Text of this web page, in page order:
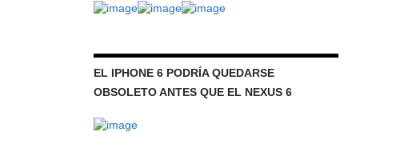
EL IPHONE 6 PODRÍA QUEDARSE
OBSOLETO ANTES QUE EL NEXUS 6